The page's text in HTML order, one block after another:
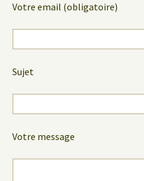
Votre email (obligatoire)
Sujet
Votre message